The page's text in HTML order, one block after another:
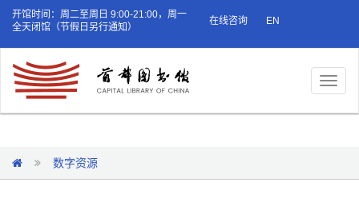
开馆时间：周二至周日 9:00-21:00，周一
全天闭馆（节假日另行通知）
在线咨询 EN
数字资源